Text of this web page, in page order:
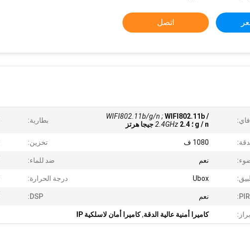
اتصل
WIFI802.11b/g/n ;WIFI802.11b /
g / n ؛
2.4GHz 2.4 جيجا هرتز بطارية:
1080 ف تخزين:
نعم ضد للماء:
Ubox درجة الحرارة:
نعم DSP:
كاميرا أمنية عالية الدقة,كاميرا أمان لاسلكية IP